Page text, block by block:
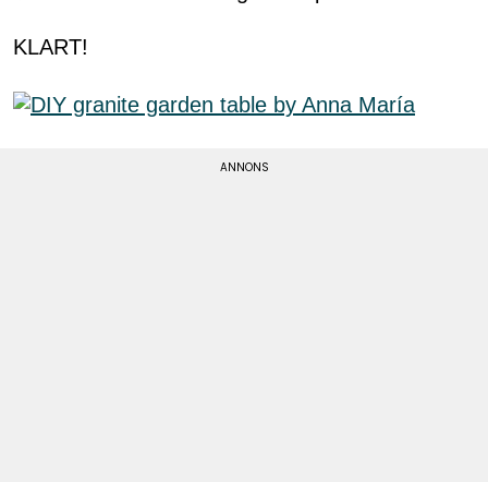
KLART!